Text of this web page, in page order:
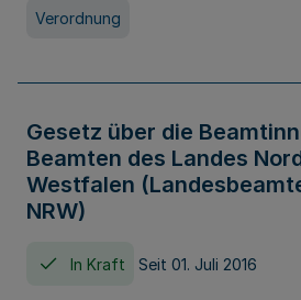
Verordnung
Gesetz über die
Beamten des Landes
Westfalen
NRW)
In Kraft Seit 01. Juli 2016